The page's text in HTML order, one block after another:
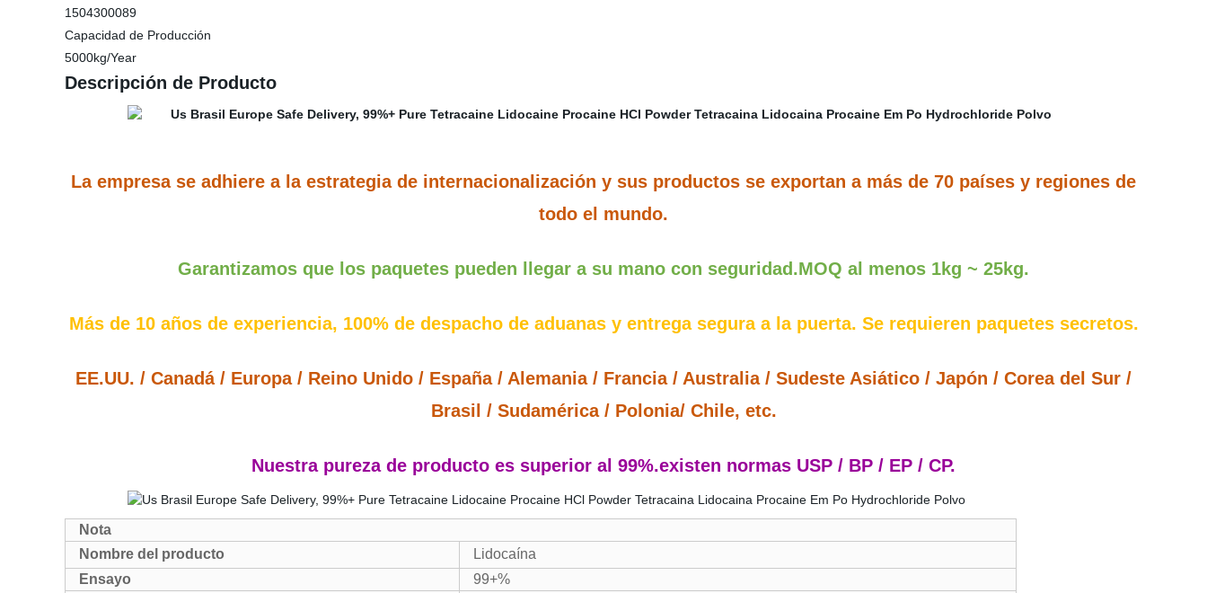
1504300089
Capacidad de Producción
5000kg/Year
Descripción de Producto
La empresa se adhiere a la estrategia de internacionalización y sus productos se exportan a más de 70 países y regiones de
todo el mundo.
Garantizamos que los paquetes pueden llegar a su mano con seguridad.MOQ al menos 1kg ~ 25kg.
Más de 10 años de experiencia, 100% de despacho de aduanas y entrega segura a la puerta. Se requieren paquetes secretos.
EE.UU. / Canadá / Europa / Reino Unido / España / Alemania / Francia / Australia / Sudeste Asiático / Japón / Corea del Sur /
Brasil / Sudamérica / Polonia/ Chile, etc.
Nuestra pureza de producto es superior al 99%.existen normas USP / BP / EP / CP.
Nota
Nombre del producto
Lidocaína
Ensayo
99+%